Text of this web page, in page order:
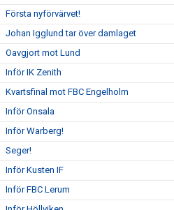
Första nyförvärvet!
Johan Igglund tar över damlaget
Oavgjort mot Lund
Inför IK Zenith
Kvartsfinal mot FBC Engelholm
Inför Onsala
Inför Warberg!
Seger!
Inför Kusten IF
Inför FBC Lerum